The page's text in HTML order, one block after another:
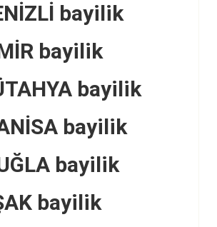
bayilik
bayilik
bayilik
bayilik
bayilik
bayilik